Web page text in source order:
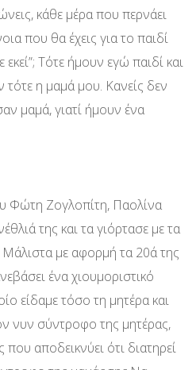
κάθε μέρα που περνάει
που θα έχεις για το παιδί
Τότε ήμουν εγώ παιδί και
η μαμά μου. Κανείς δεν
μαμά, γιατί ήμουν ένα
Φώτη Ζογλοπίτη, Παολίνα
της και τα γιόρτασε με τα
με αφορμή τα 20ά της
ένα χιουμοριστικό
είδαμε τόσο τη μητέρα και
νυν σύντροφο της μητέρας,
αποδεικνύει ότι διατηρεί